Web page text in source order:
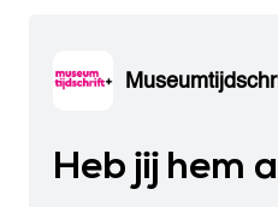
Heb jij hem